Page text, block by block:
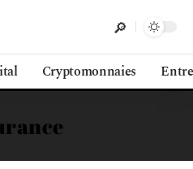
Cryptomonnaies